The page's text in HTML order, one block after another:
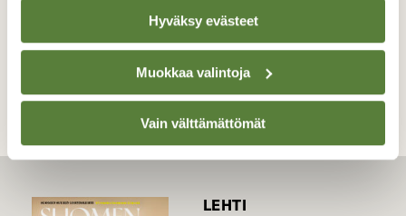
Hyväksy evästeet
Muokkaa valintoja
Vain välttämättömät
TAKAISIN LISTAAN
LEHTI